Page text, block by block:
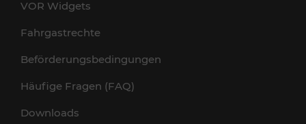
VOR Widgets
Fahrgastrechte
Beförderungsbedingungen
Häufige Fragen (FAQ)
Downloads